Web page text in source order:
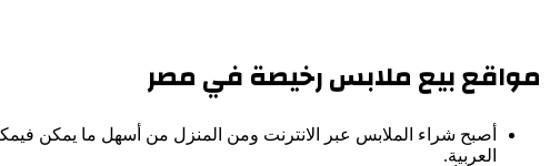
مواقع بيع ملابس رخيصة في مصر
أصبح شراء الملابس عبر الانترنت ومن المنزل من أسهل ما يمكن
العربية.